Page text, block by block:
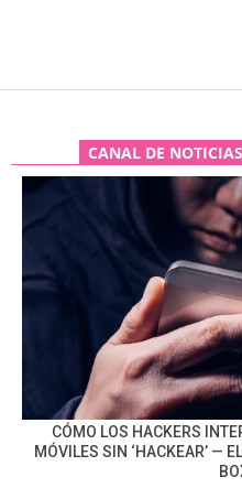
CANAL DE
CÓMO LOS HACKERS
MÓVILES SIN ‘HACKEAR’ —